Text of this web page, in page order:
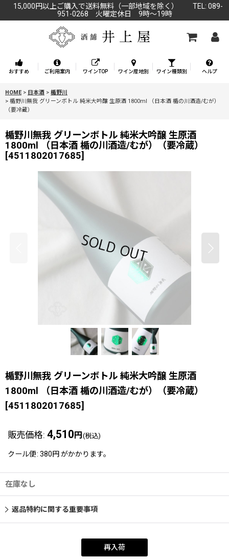
15,000円以上ご購入で送料無料（一部地域を除く） TEL: 089-
951-0268 火曜定休日 9時～19時
おすすめ ご利用案内 ワインTOP ワイン産地別 ワイン種類別 ヘルプ
HOME > 日本酒 > 楯野川
> 楯野川無我 グリーンボトル 純米大吟醸 生原酒 1800ml （日本酒 楯の川酒造/むが）
（要冷蔵）
楯野川無我 グリーンボトル 純米大吟醸 生原酒
1800ml （日本酒 楯の川酒造/むが）（要冷蔵）
[4511802017685]
楯野川無我 グリーンボトル 純米大吟醸 生原酒
1800ml （日本酒 楯の川酒造/むが）（要冷蔵）
[4511802017685]
販売価格: 4,510 円 (税込)
クール便: 380円 がかかります。
在庫なし
返品特約に関する重要事項
再入荷